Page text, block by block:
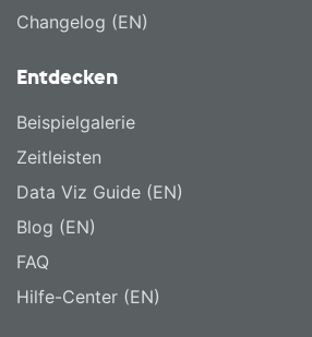
Changelog (EN)
Entdecken
Beispielgalerie
Zeitleisten
Data Viz Guide (EN)
Blog (EN)
FAQ
Hilfe-Center (EN)